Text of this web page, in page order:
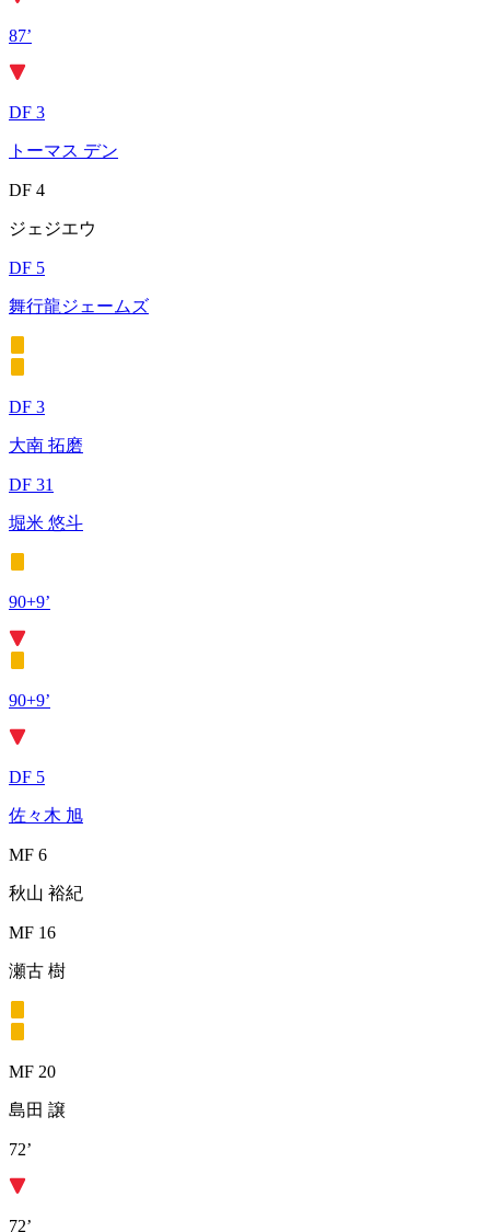
87’
DF 3
トーマス デン
DF 4
ジェジエウ
DF 5
舞行龍ジェームズ
DF 3
大南 拓磨
DF 31
堀米 悠斗
90+9’
90+9’
DF 5
佐々木 旭
MF 6
秋山 裕紀
MF 16
瀬古 樹
MF 20
島田 譲
72’
72’